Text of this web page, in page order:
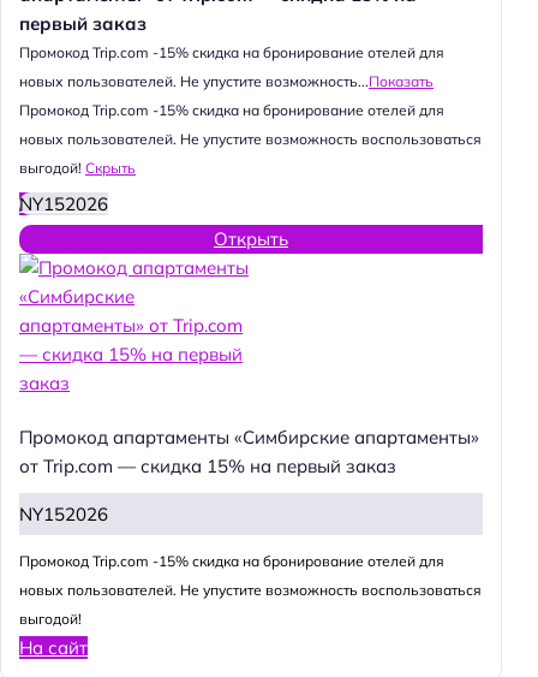
первый заказ
Промокод Trip.com -15% скидка на бронирование отелей для
новых пользователей. Не упустите возможность...Показать
Промокод Trip.com -15% скидка на бронирование отелей для
новых пользователей. Не упустите возможность воспользоваться
выгодой! Скрыть
NY152026
Открыть
Промокод апартаменты «Симбирские апартаменты»
от Trip.com — скидка 15% на первый заказ
NY152026
Промокод Trip.com -15% скидка на бронирование отелей для
новых пользователей. Не упустите возможность воспользоваться
выгодой!
На сайт